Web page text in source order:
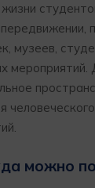
музеев,
можно